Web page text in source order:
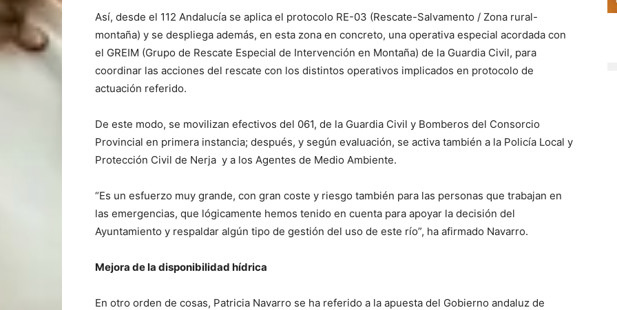
Así, desde el 112 Andalucía se aplica el protocolo RE-03 (Rescate-Salvamento / Zona rural-
montaña) y se despliega además, en esta zona en concreto, una operativa especial acordada con
el GREIM (Grupo de Rescate Especial de Intervención en Montaña) de la Guardia Civil, para
coordinar las acciones del rescate con los distintos operativos implicados en protocolo de
actuación referido.
De este modo, se movilizan efectivos del 061, de la Guardia Civil y Bomberos del Consorcio
Provincial en primera instancia; después, y según evaluación, se activa también a la Policía Local y
Protección Civil de Nerja y a los Agentes de Medio Ambiente.
“Es un esfuerzo muy grande, con gran coste y riesgo también para las personas que trabajan en
las emergencias, que lógicamente hemos tenido en cuenta para apoyar la decisión del
Ayuntamiento y respaldar algún tipo de gestión del uso de este río”, ha afirmado Navarro.
Mejora de la disponibilidad hídrica
En otro orden de cosas, Patricia Navarro se ha referido a la apuesta del Gobierno andaluz de